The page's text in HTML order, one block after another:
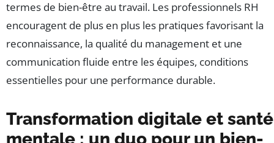
termes de bien-être au travail. Les professionnels RH
encouragent de plus en plus les pratiques favorisant la
reconnaissance, la qualité du management et une
communication fluide entre les équipes, conditions
essentielles pour une performance durable.
Transformation digitale et santé
mentale : un duo pour un bien-